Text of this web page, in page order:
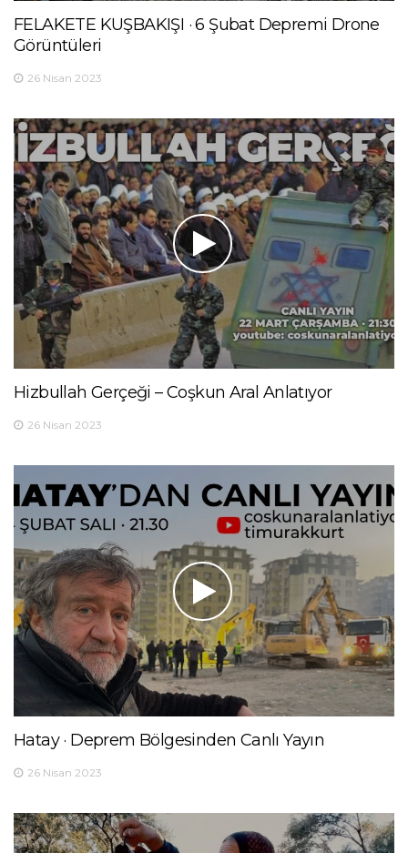
FELAKETE KUŞBAKIŞI · 6 Şubat Depremi Drone
Görüntüleri
26 Nisan 2023
Hizbullah Gerçeği – Coşkun Aral Anlatıyor
26 Nisan 2023
Hatay · Deprem Bölgesinden Canlı Yayın
26 Nisan 2023